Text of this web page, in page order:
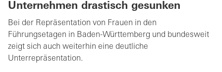
Unternehmen drastisch gesunken
Bei der Repräsentation von Frauen in den
Führungsetagen in Baden-Württemberg und bundesweit
zeigt sich auch weiterhin eine deutliche
Unterrepräsentation.